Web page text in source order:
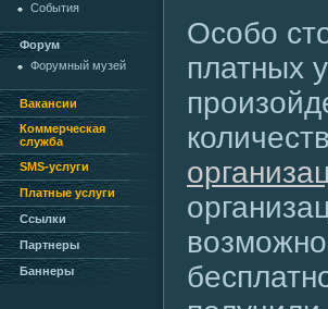
События
Форум
Форумный музей
Вакансии
Коммерческая
служба
SMS-услуги
Платные услуги
Ссылки
Партнеры
Баннеры
Особо
платных